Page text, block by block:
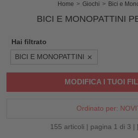
Home Giochi Bici e
BICI E MONOPATTINI
Hai filtrato
BICI E MONOPATTINI
MODIFICA I TUOI
Ordinato per:
155 articoli | pagina 1 di 3 |